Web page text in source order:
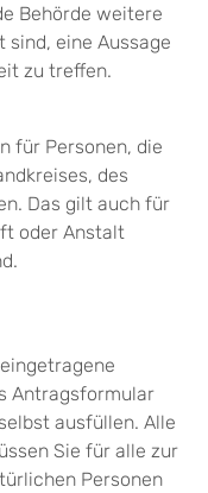
Behörde weitere
sind, eine Aussage
zu treffen.
für Personen, die
des
Das gilt auch für
oder Anstalt
Antragsformular
ausfüllen. Alle
Sie für alle zur
Personen